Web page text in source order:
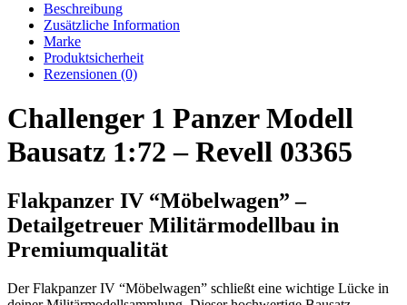
Beschreibung
Zusätzliche Information
Marke
Produktsicherheit
Rezensionen (0)
Challenger 1 Panzer Modell
Bausatz 1:72 – Revell 03365
Flakpanzer IV “Möbelwagen” –
Detailgetreuer Militärmodellbau in
Premiumqualität
Der Flakpanzer IV “Möbelwagen” schließt eine wichtige Lücke in